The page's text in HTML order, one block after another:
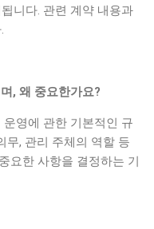
니다. 관련 계약 내용과
, 왜 중요한가요?
영에 관한 기본적인 규
무, 관리 주체의 역할 등
요한 사항을 결정하는 기